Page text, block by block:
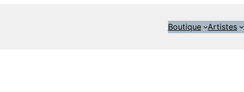
Boutique Artistes